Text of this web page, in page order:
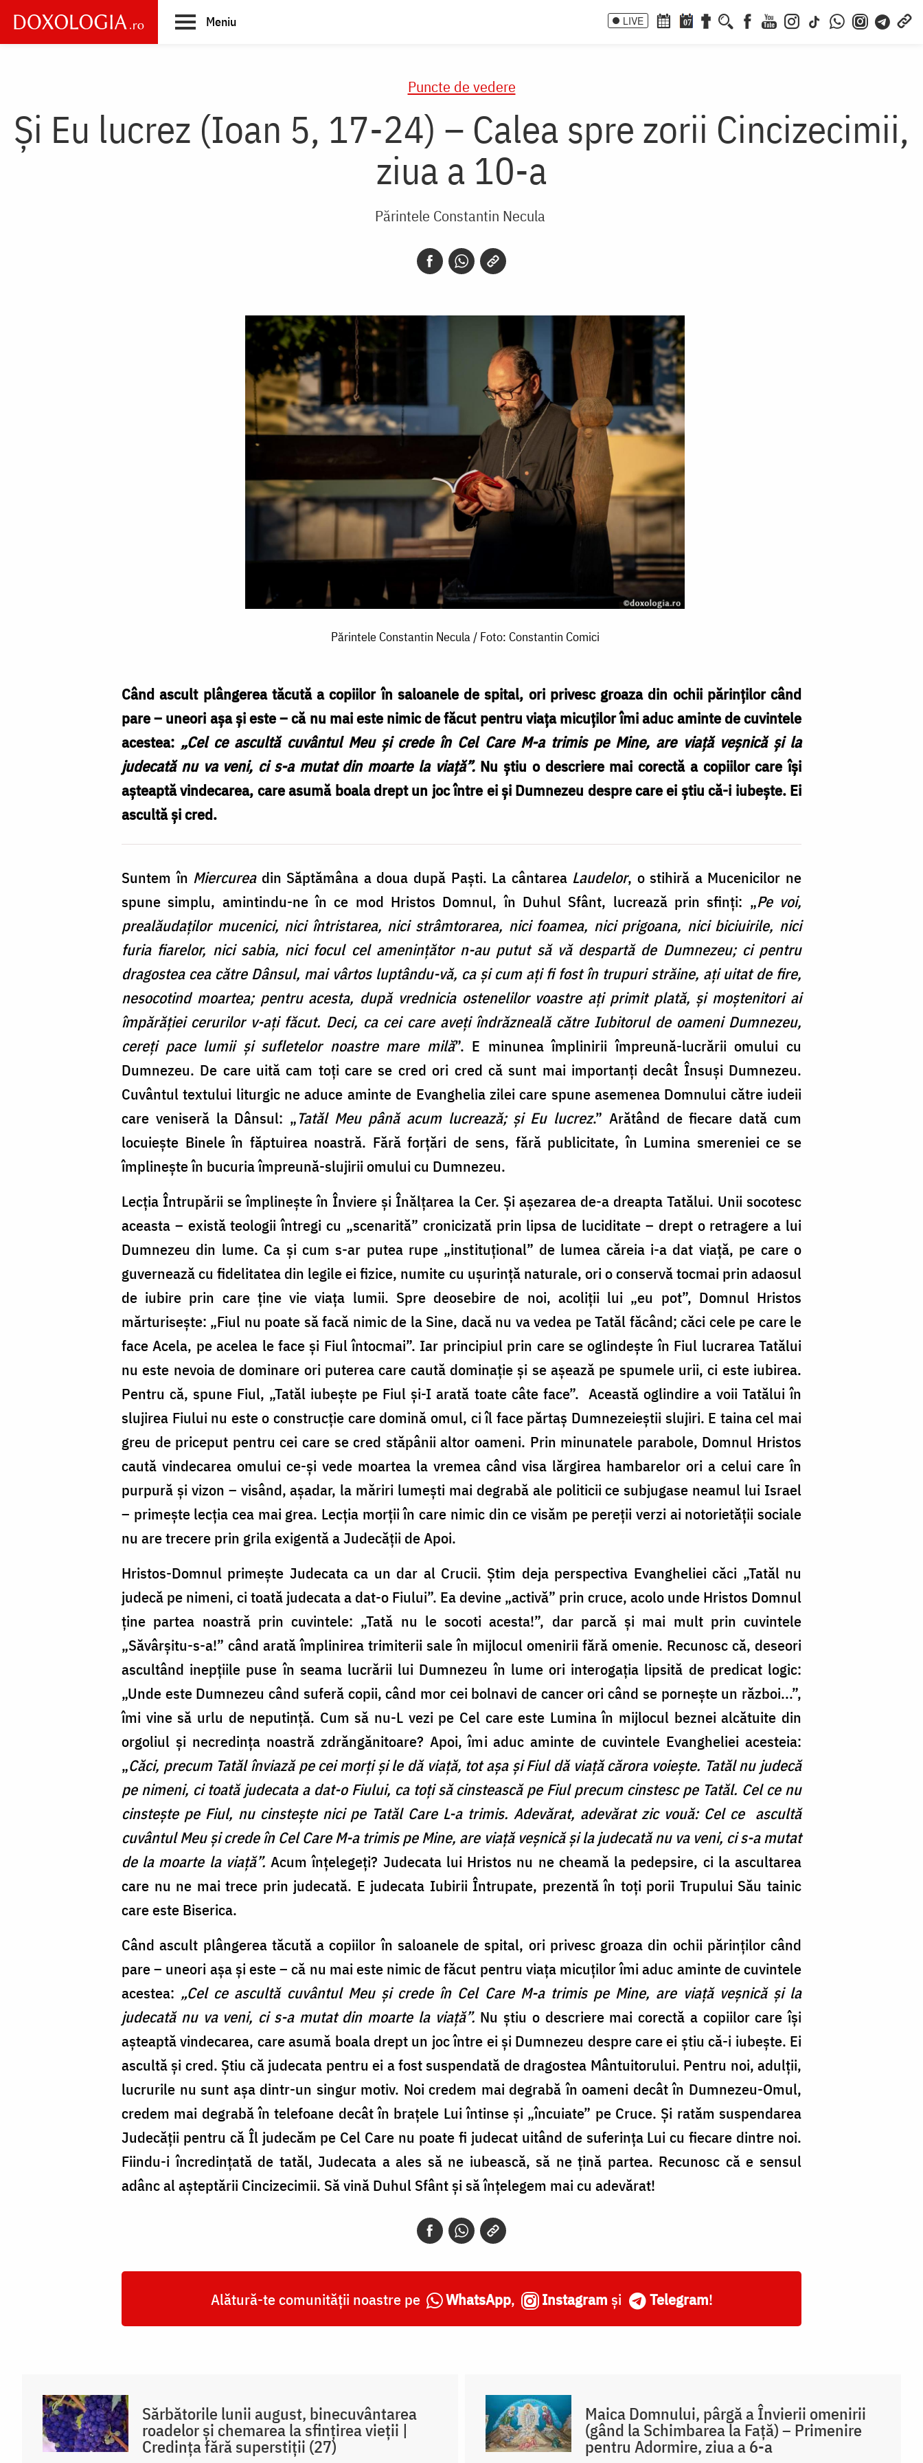
main
Meniu LIVE 07
Puncte de vedere
Și Eu lucrez (Ioan 5, 17-24) – Calea spre zorii Cincizecimii,
ziua a 10-a
Părintele Constantin Necula
Părintele Constantin Necula / Foto: Constantin Comici
Când ascult plângerea tăcută a copiilor în saloanele de spital, ori privesc groaza din ochii părinților când
pare – uneori așa și este – că nu mai este nimic de făcut pentru viața micuților îmi aduc aminte de cuvintele
acestea: „Cel ce ascultă cuvântul Meu și crede în Cel Care M-a trimis pe Mine, are viață veșnică și la
judecată nu va veni, ci s-a mutat din moarte la viață”.Nu știu o descriere mai corectă a copiilor care își
așteaptă vindecarea, care asumă boala drept un joc între ei și Dumnezeu despre care ei știu că-i iubește. Ei
ascultă și cred.
Suntem în Miercureadin Săptămâna a doua după Paști. La cântarea Laudelor, o stihiră a Mucenicilor ne
spune simplu, amintindu-ne în ce mod Hristos Domnul, în Duhul Sfânt, lucrează prin sfinți: „Pe voi,
prealăudaților mucenici, nici întristarea, nici strâmtorarea, nici foamea, nici prigoana, nici biciuirile, nici
furia fiarelor, nici sabia, nici focul cel amenințător n-au putut să vă despartă de Dumnezeu; ci pentru
dragostea cea către Dânsul, mai vârtos luptându-vă, ca și cum ați fi fost în trupuri străine, ați uitat de fire,
nesocotind moartea; pentru acesta, după vrednicia ostenelilor voastre ați primit plată, și moștenitori ai
împărăției cerurilor v-ați făcut. Deci, ca cei care aveți îndrăzneală către Iubitorul de oameni Dumnezeu,
cereți pace lumii și sufletelor noastre mare milă”. E minunea împlinirii împreună-lucrării omului cu
Dumnezeu. De care uită cam toți care se cred ori cred că sunt mai importanți decât Însuși Dumnezeu.
Cuvântul textului liturgic ne aduce aminte de Evanghelia zilei care spune asemenea Domnului către iudeii
care veniseră la Dânsul: „Tatăl Meu până acum lucrează; și Eu lucrez.” Arătând de fiecare dată cum
locuiește Binele în făptuirea noastră. Fără forțări de sens, fără publicitate, în Lumina smereniei ce se
împlinește în bucuria împreună-slujirii omului cu Dumnezeu.
Lecția Întrupării se împlinește în Înviere și Înălțarea la Cer. Și așezarea de-a dreapta Tatălui. Unii socotesc
aceasta – există teologii întregi cu „scenarită” cronicizată prin lipsa de luciditate – drept o retragere a lui
Dumnezeu din lume. Ca și cum s-ar putea rupe „instituțional” de lumea căreia i-a dat viață, pe care o
guvernează cu fidelitatea din legile ei fizice, numite cu ușurință naturale, ori o conservă tocmai prin adaosul
de iubire prin care ține vie viața lumii. Spre deosebire de noi, acoliții lui „eu pot”, Domnul Hristos
mărturisește: „Fiul nu poate să facă nimic de la Sine, dacă nu va vedea pe Tatăl făcând; căci cele pe care le
face Acela, pe acelea le face și Fiul întocmai”. Iar principiul prin care se oglindește în Fiul lucrarea Tatălui
nu este nevoia de dominare ori puterea care caută dominație și se așează pe spumele urii, ci este iubirea.
Pentru că, spune Fiul, „Tatăl iubește pe Fiul și-I arată toate câte face”. Această oglindire a voii Tatălui în
slujirea Fiului nu este o construcție care domină omul, ci îl face părtaș Dumnezeieștii slujiri. E taina cel mai
greu de priceput pentru cei care se cred stăpânii altor oameni. Prin minunatele parabole, Domnul Hristos
caută vindecarea omului ce-și vede moartea la vremea când visa lărgirea hambarelor ori a celui care în
purpură și vizon – visând, așadar, la măriri lumești mai degrabă ale politicii ce subjugase neamul lui Israel
– primește lecția cea mai grea. Lecția morții în care nimic din ce visăm pe pereții verzi ai notorietății sociale
nu are trecere prin grila exigentă a Judecății de Apoi.
Hristos-Domnul primește Judecata ca un dar al Crucii. Știm deja perspectiva Evangheliei căci „Tatăl nu
judecă pe nimeni, ci toată judecata a dat-o Fiului”. Ea devine „activă” prin cruce, acolo unde Hristos Domnul
ține partea noastră prin cuvintele: „Tată nu le socoti acesta!”, dar parcă și mai mult prin cuvintele
„Săvârșitu-s-a!” când arată împlinirea trimiterii sale în mijlocul omenirii fără omenie. Recunosc că, deseori
ascultând inepțiile puse în seama lucrării lui Dumnezeu în lume ori interogația lipsită de predicat logic:
„Unde este Dumnezeu când suferă copii, când mor cei bolnavi de cancer ori când se pornește un război...”,
îmi vine să urlu de neputință. Cum să nu-L vezi pe Cel care este Lumina în mijlocul beznei alcătuite din
orgoliul și necredința noastră zdrăngănitoare? Apoi, îmi aduc aminte de cuvintele Evangheliei acesteia:
„Căci, precum Tatăl înviază pe cei morți și le dă viață, tot așa și Fiul dă viață cărora voiește. Tatăl nu judecă
pe nimeni, ci toată judecata a dat-o Fiului, ca toți să cinstească pe Fiul precum cinstesc pe Tatăl. Cel ce nu
cinstește pe Fiul, nu cinstește nici pe Tatăl Care L-a trimis. Adevărat, adevărat zic vouă: Cel ce ascultă
cuvântul Meu și crede în Cel Care M-a trimis pe Mine, are viață veșnică și la judecată nu va veni, ci s-a mutat
de la moarte la viață”. Acum înțelegeți? Judecata lui Hristos nu ne cheamă la pedepsire, ci la ascultarea
care nu ne mai trece prin judecată. E judecata Iubirii Întrupate, prezentă în toți porii Trupului Său tainic
care este Biserica.
Când ascult plângerea tăcută a copiilor în saloanele de spital, ori privesc groaza din ochii părinților când
pare – uneori așa și este – că nu mai este nimic de făcut pentru viața micuților îmi aduc aminte de cuvintele
acestea: „Cel ce ascultă cuvântul Meu și crede în Cel Care M-a trimis pe Mine, are viață veșnică și la
judecată nu va veni, ci s-a mutat din moarte la viață”. Nu știu o descriere mai corectă a copiilor care își
așteaptă vindecarea, care asumă boala drept un joc între ei și Dumnezeu despre care ei știu că-i iubește. Ei
ascultă și cred. Știu că judecata pentru ei a fost suspendată de dragostea Mântuitorului. Pentru noi, adulții,
lucrurile nu sunt așa dintr-un singur motiv. Noi credem mai degrabă în oameni decât în Dumnezeu-Omul,
credem mai degrabă în telefoane decât în brațele Lui întinse și „încuiate” pe Cruce. Și ratăm suspendarea
Judecății pentru că Îl judecăm pe Cel Care nu poate fi judecat uitând de suferința Lui cu fiecare dintre noi.
Fiindu-i încredințată de tatăl, Judecata a ales să ne iubească, să ne țină partea. Recunosc că e sensul
adânc al așteptării Cincizecimii. Să vină Duhul Sfânt și să înțelegem mai cu adevărat!
Alătură-te comunității noastre pe WhatsApp, Instagram și Telegram!
Sărbătorile lunii august, binecuvântarea
roadelor și chemarea la sfințirea vieții |
Credința fără superstiții (27)
Maica Domnului, pârgă a Învierii omenirii
(gând la Schimbarea la Față) – Primenire
pentru Adormire, ziua a 6-a